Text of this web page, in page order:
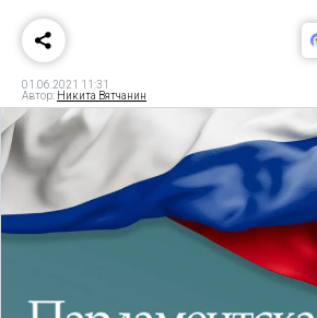
01.06.2021 11:31
Автор: Никита Вятчанин